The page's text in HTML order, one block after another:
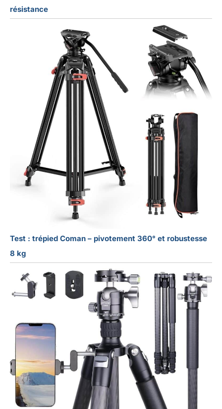
résistance
Test : trépied Coman – pivotement 360° et robustesse
8 kg